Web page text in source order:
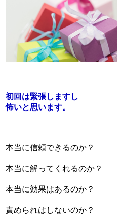
初回は緊張しますし
怖いと思います。
本当に信頼できるのか？
本当に解ってくれるのか？
本当に効果はあるのか？
責められはしないのか？